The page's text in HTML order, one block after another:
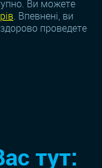
Ви можете
. Впевнені, ви
проведете
тут: